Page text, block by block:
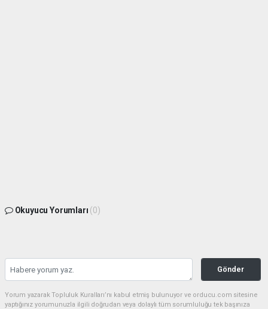
Okuyucu Yorumları (0)
Gönder
Yorum yazarak Topluluk Kuralları’nı kabul etmiş bulunuyor ve orducu.com sitesine
yaptığınız yorumunuzla ilgili doğrudan veya dolaylı tüm sorumluluğu tek başınıza